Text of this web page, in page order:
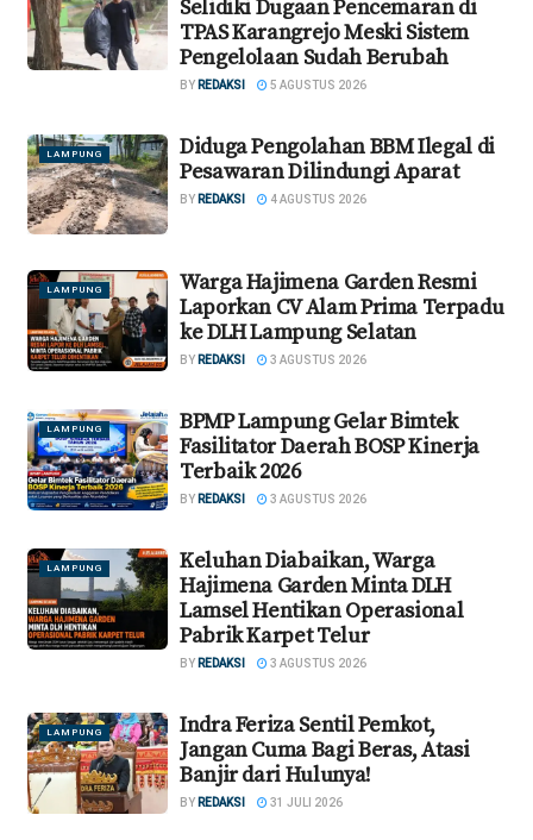
Selidiki Dugaan Pencemaran di
TPAS Karangrejo Meski Sistem
Pengelolaan Sudah Berubah
BY REDAKSI 5 AGUSTUS 2026
LAMPUNG
Diduga Pengolahan BBM Ilegal di
Pesawaran Dilindungi Aparat
BY REDAKSI 4 AGUSTUS 2026
LAMPUNG
Warga Hajimena Garden Resmi
Laporkan CV Alam Prima Terpadu
ke DLH Lampung Selatan
BY REDAKSI 3 AGUSTUS 2026
LAMPUNG
BPMP Lampung Gelar Bimtek
Fasilitator Daerah BOSP Kinerja
Terbaik 2026
BY REDAKSI 3 AGUSTUS 2026
LAMPUNG
Keluhan Diabaikan, Warga
Hajimena Garden Minta DLH
Lamsel Hentikan Operasional
Pabrik Karpet Telur
BY REDAKSI 3 AGUSTUS 2026
LAMPUNG
Indra Feriza Sentil Pemkot,
Jangan Cuma Bagi Beras, Atasi
Banjir dari Hulunya!
BY REDAKSI 31 JULI 2026